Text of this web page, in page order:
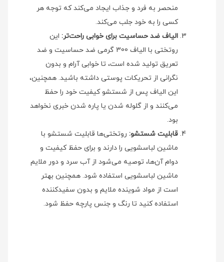
منحصر به فرد و جذاب ایجاد می‌کند که توجه هر
کسی را به خود جلب می‌کند.
الیاف ضد حساسیت برای خوابی راحت‌تر: این
روتختی با الیاف 300 گرمی ضد حساسیت و ضد
تعریق تولید شده است، تا خوابی آرام و بدون
نگرانی از تحریکات پوستی داشته باشید. همچنین،
این الیاف پس از شستشو کیفیت خود را حفظ
می‌کنند و از گلوله شدن یا پاره شدن خبری نخواهد
بود.
قابلیت شستشو: روتختی‌ها قابلیت شستشو با
ماشین لباسشویی را دارند و برای حفظ کیفیت و
دوام آن‌ها، توصیه می‌شود از آب سرد و دور ملایم
ماشین لباسشویی استفاده شود. همچنین بهتر
است از مواد شوینده ملایم و بدون سفیدکننده
استفاده کنید تا رنگ و جنس پارچه حفظ شود.